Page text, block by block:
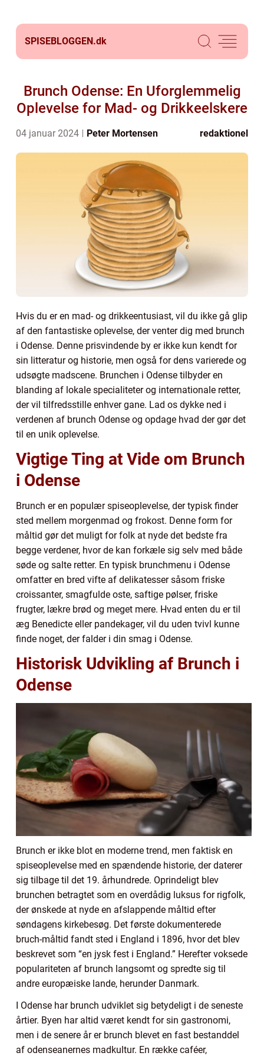
SPISEBLOGGEN.dk
Brunch Odense: En Uforglemmelig
Oplevelse for Mad- og Drikkeelskere
04 januar 2024 Peter Mortensen redaktionel
Hvis du er en mad- og drikkeentusiast, vil du ikke gå glip
af den fantastiske oplevelse, der venter dig med brunch
i Odense. Denne prisvindende by er ikke kun kendt for
sin litteratur og historie, men også for dens varierede og
udsøgte madscene. Brunchen i Odense tilbyder en
blanding af lokale specialiteter og internationale retter,
der vil tilfredsstille enhver gane. Lad os dykke ned i
verdenen af brunch Odense og opdage hvad der gør det
til en unik oplevelse.
Vigtige Ting at Vide om Brunch
i Odense
Brunch er en populær spiseoplevelse, der typisk finder
sted mellem morgenmad og frokost. Denne form for
måltid gør det muligt for folk at nyde det bedste fra
begge verdener, hvor de kan forkæle sig selv med både
søde og salte retter. En typisk brunchmenu i Odense
omfatter en bred vifte af delikatesser såsom friske
croissanter, smagfulde oste, saftige pølser, friske
frugter, lækre brød og meget mere. Hvad enten du er til
æg Benedicte eller pandekager, vil du uden tvivl kunne
finde noget, der falder i din smag i Odense.
Historisk Udvikling af Brunch i
Odense
Brunch er ikke blot en moderne trend, men faktisk en
spiseoplevelse med en spændende historie, der daterer
sig tilbage til det 19. århundrede. Oprindeligt blev
brunchen betragtet som en overdådig luksus for rigfolk,
der ønskede at nyde en afslappende måltid efter
søndagens kirkebesøg. Det første dokumenterede
bruch-måltid fandt sted i England i 1896, hvor det blev
beskrevet som “en jysk fest i England.” Herefter voksede
populariteten af brunch langsomt og spredte sig til
andre europæiske lande, herunder Danmark.
I Odense har brunch udviklet sig betydeligt i de seneste
årtier. Byen har altid været kendt for sin gastronomi,
men i de senere år er brunch blevet en fast bestanddel
af odenseanernes madkultur. En række caféer,